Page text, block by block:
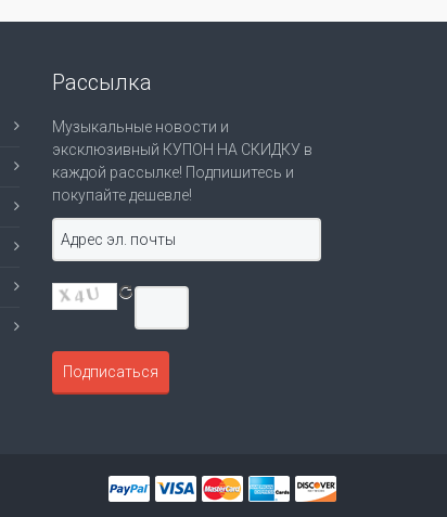
Рассылка
Музыкальные новости и
эксклюзивный КУПОН НА СКИДКУ в
каждой рассылке! Подпишитесь и
покупайте дешевле!